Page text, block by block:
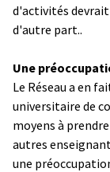
d'activités
d'autre part..
Une
Le Réseau a en
universitaire de
moyens à
autres
une